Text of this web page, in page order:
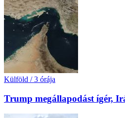
Külföld / 3 órája
Trump megállapodást ígér,